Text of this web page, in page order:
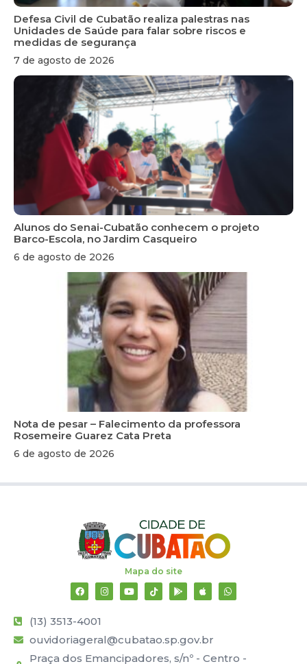
Defesa Civil de Cubatão realiza palestras nas
Unidades de Saúde para falar sobre riscos e
medidas de segurança
7 de agosto de 2026
Alunos do Senai-Cubatão conhecem o projeto
Barco-Escola, no Jardim Casqueiro
6 de agosto de 2026
Nota de pesar – Falecimento da professora
Rosemeire Guarez Cata Preta
6 de agosto de 2026
Mapa do site
(13) 3513-4001
ouvidoriageral@cubatao.sp.gov.br
Praça dos Emancipadores, s/nº - Centro -